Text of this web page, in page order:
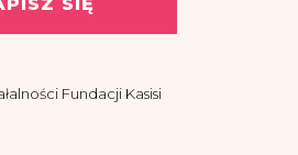
Fundacji Kasisi